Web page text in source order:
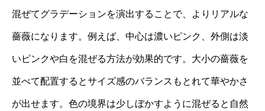
混ぜてグラデーションを演出することで、よりリアルな
薔薇になります。例えば、中心は濃いピンク、外側は淡
いピンクや白を混ぜる方法が効果的です。大小の薔薇を
並べて配置するとサイズ感のバランスもとれて華やかさ
が出せます。色の境界は少しぼかすように混ぜると自然